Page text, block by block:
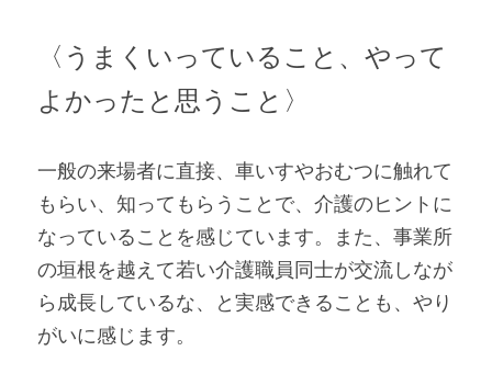
〈うまくいっていること、やって
よかったと思うこと〉
一般の来場者に直接、車いすやおむつに触れて
もらい、知ってもらうことで、介護のヒントに
なっていることを感じています。また、事業所
の垣根を越えて若い介護職員同士が交流しなが
ら成長しているな、と実感できることも、やり
がいに感じます。